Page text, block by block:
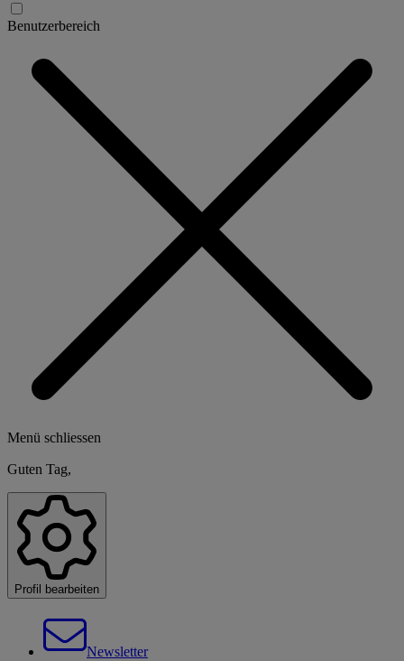
Benutzerbereich
Menü schliessen
Guten Tag,
Profil bearbeiten
Newsletter